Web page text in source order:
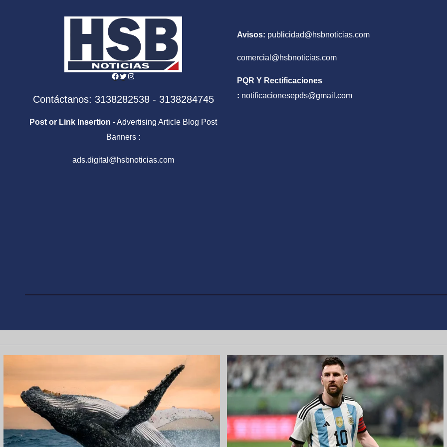
Facebook
Twitter
Instagram
Contáctanos: 3138282538 - 3138284745
Post or Link Insertion - Advertising Article Blog Post
Banners :
ads.digital@hsbnoticias.com
Avisos: publicidad@hsbnoticias.com
comercial@hsbnoticias.com
PQR Y Rectificaciones
: notificacionesepds@gmail.com